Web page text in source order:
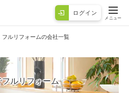
ログイン
メニュー
フルリフォームの会社一覧
フルリフォーム